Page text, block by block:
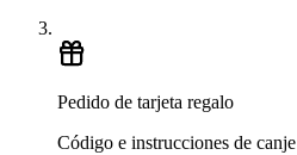
Pedido de tarjeta regalo
Código e instrucciones de canje